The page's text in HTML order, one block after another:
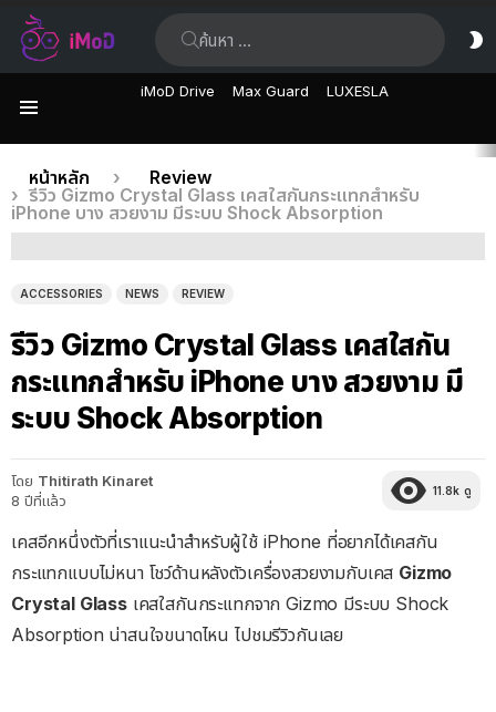
iMoD Drive Max Guard LUXESLA
เรื่อง
ล่าสุด
คุณอยู่ที่นี่:
หน้าหลัก
Review
รีวิว Gizmo Crystal Glass เคสใสกันกระแทกสำหรับ
iPhone บาง สวยงาม มีระบบ Shock Absorption
ACCESSORIES NEWS REVIEW
รีวิว Gizmo Crystal Glass เคสใสกัน
กระแทกสำหรับ iPhone บาง สวยงาม มี
ระบบ Shock Absorption
โดย Thitirath Kinaret
8 ปีที่แล้ว
11.8k ดู
เคสอีกหนึ่งตัวที่เราแนะนำสำหรับผู้ใช้ iPhone ที่อยากได้เคสกัน
กระแทกแบบไม่หนา โชว์ด้านหลังตัวเครื่องสวยงามกับเคส Gizmo
Crystal Glassเคสใสกันกระแทกจาก Gizmo มีระบบ Shock
Absorption น่าสนใจขนาดไหน ไปชมรีวิวกันเลย